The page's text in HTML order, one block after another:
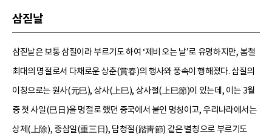
삼짇날
삼짇날은 보통 삼질이라 부르기도 하여 ‘제비 오는 날’로 유명하지만, 봄철
최대의 명절로서 다채로운 상춘(賞春)의 행사와 풍속이 행해졌다. 삼질의
이칭으로는 원사(元巳), 상사(上巳), 상사절(上巳節)이 있는데, 이는 3월
중 첫 사일(巳日)을 명절로 했던 중국에서 붙인 명칭이고, 우리나라에서는
상제(上除), 중삼일(重三日), 답청절(踏靑節) 같은 별칭으로 부르기도